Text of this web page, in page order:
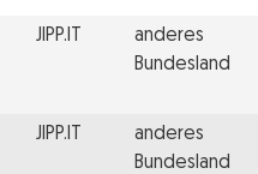
JIPP.IT
anderes
Bundesland
JIPP.IT
anderes
Bundesland